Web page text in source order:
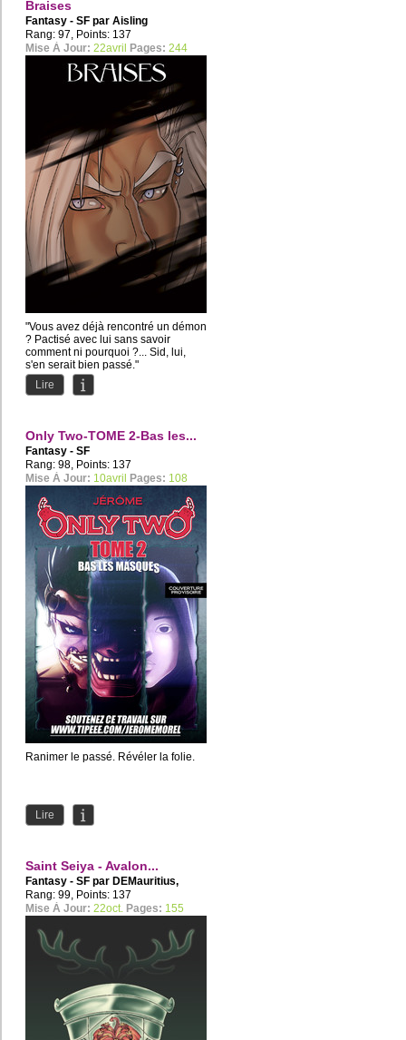
Braises
Fantasy - SF par Aisling
Rang: 97, Points: 137
Mise À Jour: 22avril Pages: 244
"Vous avez déjà rencontré un démon
? Pactisé avec lui sans savoir
comment ni pourquoi ?... Sid, lui,
s'en serait bien passé."
Lire
Only Two-TOME 2-Bas les...
Fantasy - SF
Rang: 98, Points: 137
Mise À Jour: 10avril Pages: 108
Ranimer le passé. Révéler la folie.
Lire
Saint Seiya - Avalon...
Fantasy - SF par DEMauritius,
Castiel2015
Rang: 99, Points: 137
Mise À Jour: 22oct. Pages: 155